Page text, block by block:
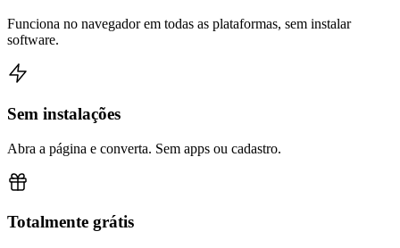
Funciona no navegador em todas as plataformas, sem instalar
software.
Sem instalações
Abra a página e converta. Sem apps ou cadastro.
Totalmente grátis